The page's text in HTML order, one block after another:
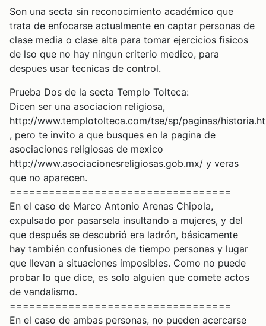
Son una secta sin reconocimiento académico que
trata de enfocarse actualmente en captar personas de
clase media o clase alta para tomar ejercicios fisicos
de lso que no hay ningun criterio medico, para
despues usar tecnicas de control.
Prueba Dos de la secta Templo Tolteca:
Dicen ser una asociacion religiosa,
http://www.templotolteca.com/tse/sp/paginas/
, pero te invito a que busques en la pagina de
asociaciones religiosas de mexico
http://www.asociacionesreligiosas.gob.mx/ y veras
que no aparecen.
==================================
En el caso de Marco Antonio Arenas Chipola,
expulsado por pasarsela insultando a mujeres, y del
que después se descubrió era ladrón, básicamente
hay también confusiones de tiempo personas y lugar
que llevan a situaciones imposibles. Como no puede
probar lo que dice, es solo alguien que comete actos
de vandalismo.
==================================
En el caso de ambas personas, no pueden acercarse